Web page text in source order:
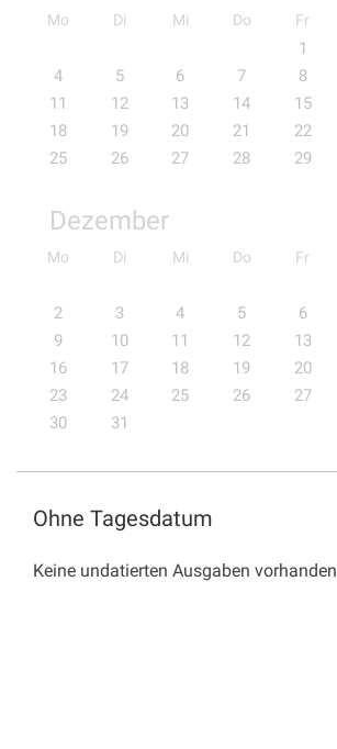
Mo Di Mi Do Fr
1
4
5 6 7 8
11
12 13 14 15
18
19 20 21 22
25
26 27 28 29
Dezember
Mo Di Mi Do Fr
2
3 4 5 6
9
10 11 12 13
16
17 18 19 20
23
24 25 26 27
30
31
Ohne Tagesdatum
Keine undatierten Ausgaben vorhanden